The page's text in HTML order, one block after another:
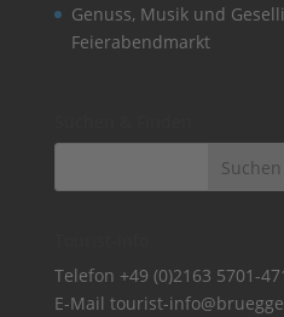
Genuss, Musik und
Feierabendmarkt
Telefon +49 (0)2163 5701-
E-Mail tourist-